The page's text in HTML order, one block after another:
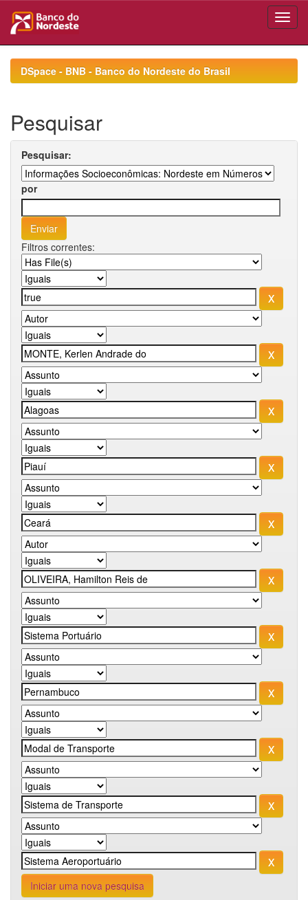
navigationDSpace - BNB - Banco do Nordeste do Brasil
Pesquisar
Pesquisar:
por
Filtros correntes:
Iniciar uma nova pesquisa